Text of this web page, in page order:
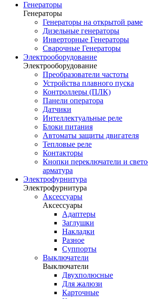
Генераторы
Генераторы
Генераторы на открытой раме
Дизельные генераторы
Инверторные Генераторы
Сварочные Генераторы
Электрооборудование
Электрооборудование
Преобразователи частоты
Устройства плавного пуска
Контроллеры (ПЛК)
Панели оператора
Датчики
Интеллектуальные реле
Блоки питания
Автоматы защиты двигателя
Тепловые реле
Контакторы
Кнопки переключатели и
арматура
Электрофурнитура
Электрофурнитура
Аксессуары
Аксессуары
Адаптеры
Заглушки
Накладки
Разное
Суппорты
Выключатели
Выключатели
Двухполюсные
Для жалюзи
Карточные